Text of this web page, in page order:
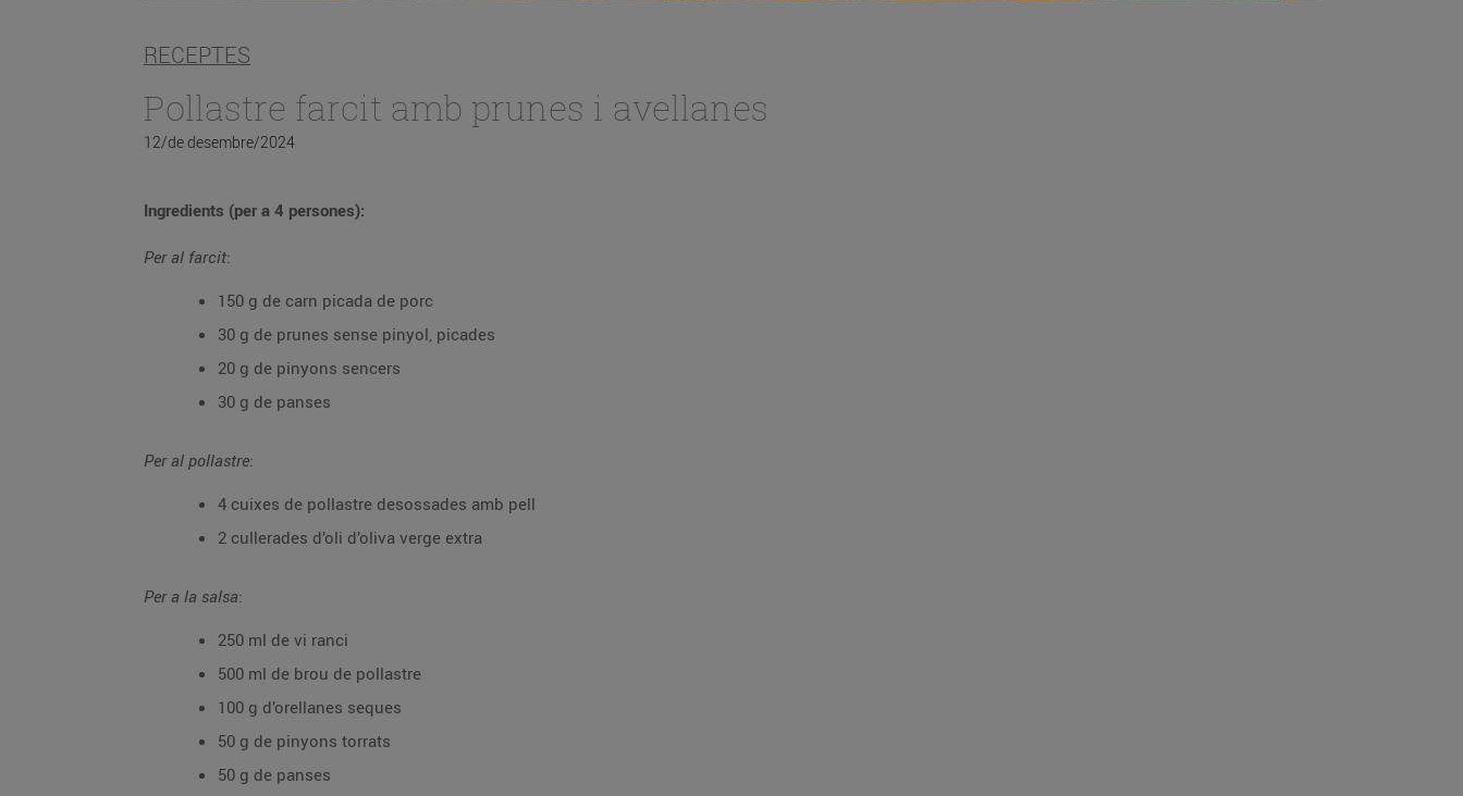
RECEPTES
Pollastre farcit amb prunes i avellanes
12/de desembre/2024
Ingredients (per a 4 persones):
Per al farcit:
150 g de carn picada de porc
30 g de prunes sense pinyol, picades
20 g de pinyons sencers
30 g de panses
Per al pollastre:
4 cuixes de pollastre desossades amb pell
2 cullerades d’oli d’oliva verge extra
Per a la salsa:
250 ml de vi ranci
500 ml de brou de pollastre
100 g d’orellanes seques
50 g de pinyons torrats
50 g de panses